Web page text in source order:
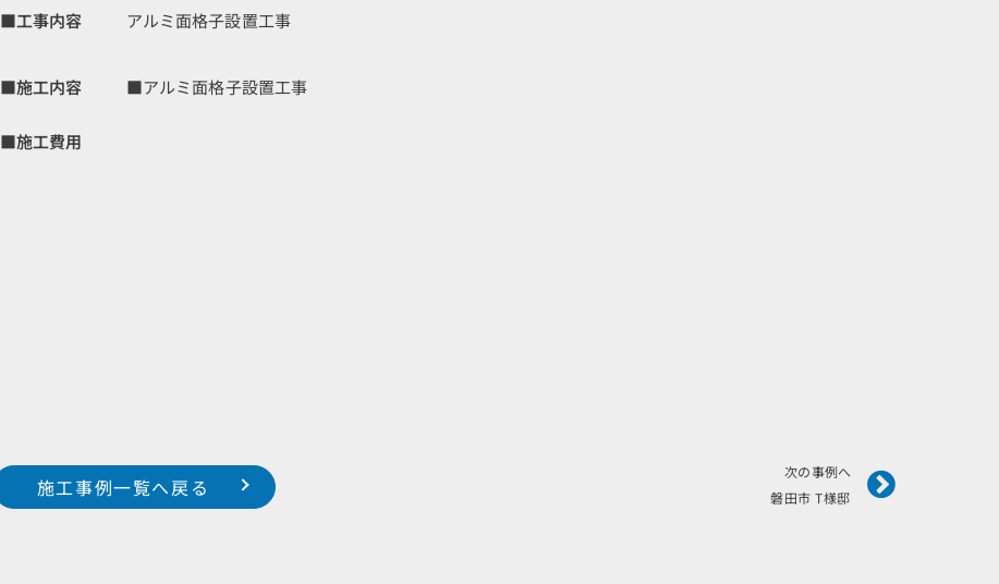
■工事内容 アルミ面格子設置工事
■施工内容 ■アルミ面格子設置工事
■施工費用
次の事例へ
磐田市 T様邸
Next
施工事例一覧へ戻る